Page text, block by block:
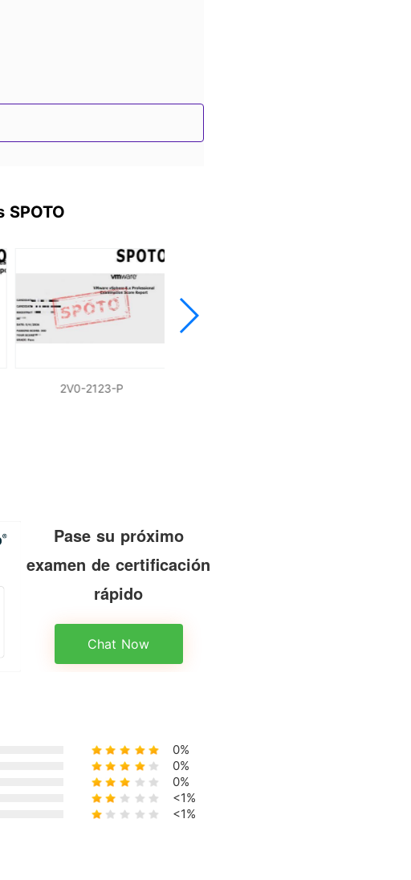
2V0-2123-P
Pase su próximo
examen de certificación
rápido
Chat Now
0%
0%
0%
<1%
<1%